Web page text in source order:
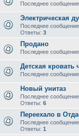
Последнее сообщение
Электрическая
Последнее сообщение
Ответы: 3
Продано
Последнее сообщение
Детская
Последнее сообщение
Новый унитаз
Последнее сообщение
Ответы: 6
Переехало в
Последнее сообщение
Ответы: 1